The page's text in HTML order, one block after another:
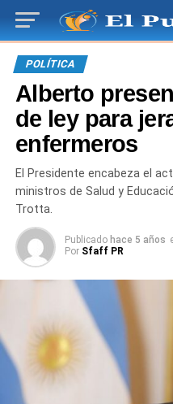
POLÍTICA
Alberto
de ley para
enfermeros
El Presidente encabeza el
ministros de Salud y
Trotta.
Publicado hace 5 años
Por Sfaff PR